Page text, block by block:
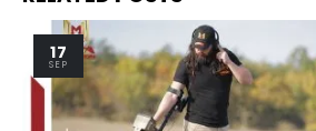
30
AVR